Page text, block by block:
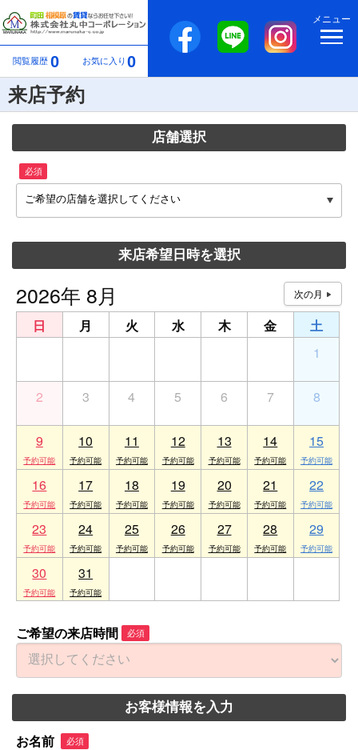
閲覧履歴 0 お気に入り 0
メニュー
来店予約
店舗選択
必須
ご希望の店舗を選択してください
来店希望日時を選択
2026年 8月
日 月 火 水 木 金
土
1
2 3 4 5 6 7 8
9 10 11 12 13 14 15
16 17 18 19 20 21 22
23 24 25 26 27 28 29
30 31
ご希望の来店時間 必須
お客様情報を入力
お名前 必須